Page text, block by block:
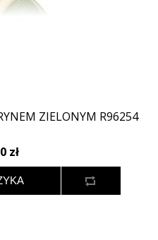
ZIELONYM R96254
zł